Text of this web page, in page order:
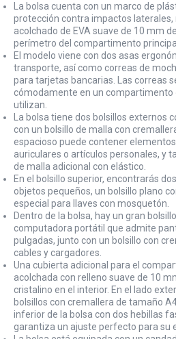
La bolsa cuenta con un marco de
protección contra impactos laterales,
acolchado de EVA suave de 10 mm
perímetro del compartimento principal.
El modelo viene con dos asas
transporte, así como correas de
para tarjetas bancarias. Las correas
cómodamente en un compartimento
utilizan.
La bolsa tiene dos bolsillos externos
con un bolsillo de malla con
espacioso puede contener
auriculares o artículos personales, y
de malla adicional con elástico.
En el bolsillo superior, encontrarás
objetos pequeños, un bolsillo plano
especial para llaves con mosquetón.
Dentro de la bolsa, hay un gran
computadora portátil que admite
pulgadas, junto con un bolsillo con
cables y cargadores.
Una cubierta adicional para el
acolchada con relleno suave de 10
cristalino en el interior. En el lado
bolsillos con cremallera de tamaño
inferior de la bolsa con dos hebillas
garantiza un ajuste perfecto para su